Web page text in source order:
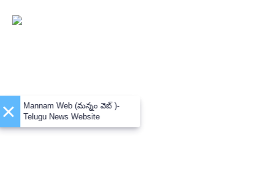
×
Mannam Web (మన్నం వెబ్ )-
Telugu News Website